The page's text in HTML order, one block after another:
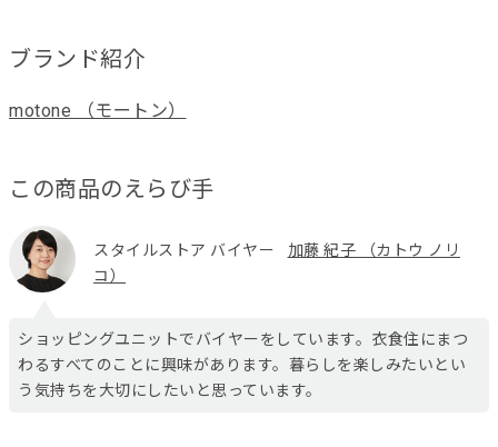
ブランド紹介
motone （モートン）
この商品のえらび手
スタイルストア バイヤー
加藤 紀子 （カトウ ノリ
コ）
ショッピングユニットでバイヤーをしています。衣食住にまつ
わるすべてのことに興味があります。暮らしを楽しみたいとい
う気持ちを大切にしたいと思っています。